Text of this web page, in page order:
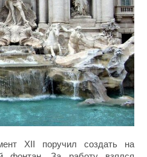
XII поручил создать на